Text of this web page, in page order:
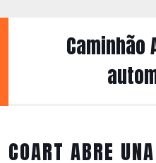
to
Caminhão
COART ABRE